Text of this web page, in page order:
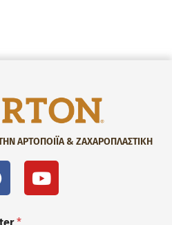
ΑΡΤΟΠΟΙΪΑ & ΖΑΧΑΡΟΠΛΑΣΤΙΚΗ